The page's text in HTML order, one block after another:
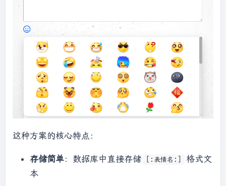
这种方案的核心特点：
存储简单：数据库中直接存储 [:表情名:]
格式文
本